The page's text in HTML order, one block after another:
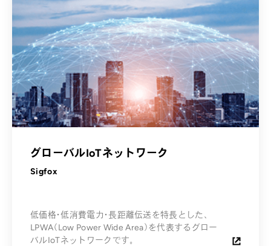
グローバルIoTネットワーク
Sigfox
低価格・低消費電力・長距離伝送を特長とした、
LPWA（Low Power Wide Area）を代表するグロー
バルIoTネットワークです。